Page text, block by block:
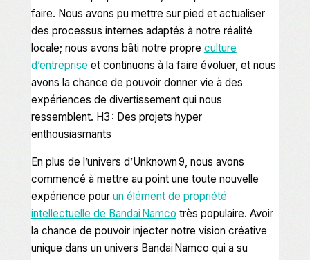
faire. Nous avons pu mettre sur pied et actualiser
des processus internes adaptés à notre réalité
locale; nous avons bâti notre propre culture
d’entreprise et continuons à la faire évoluer, et nous
avons la chance de pouvoir donner vie à des
expériences de divertissement qui nous
ressemblent. H3 : Des projets hyper
enthousiasmants
En plus de l’univers d’Unknown 9, nous avons
commencé à mettre au point une toute nouvelle
expérience pour un élément de propriété
intellectuelle de Bandai Namco très populaire. Avoir
la chance de pouvoir injecter notre vision créative
unique dans un univers Bandai Namco qui a su